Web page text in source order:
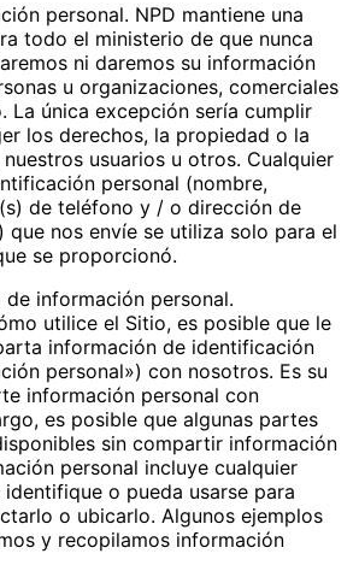
personal. NPD mantiene una
todo el ministerio de que nunca
ni daremos su información
u organizaciones, comerciales
La única excepción sería cumplir
los derechos, la propiedad o la
usuarios u otros. Cualquier
personal (nombre,
de teléfono y / o dirección de
nos envíe se utiliza solo para el
se proporcionó.
información personal.
utilice el Sitio, es posible que le
información de identificación
personal») con nosotros. Es su
información personal con
es posible que algunas partes
sin compartir información
personal incluye cualquier
o pueda usarse para
o ubicarlo. Algunos ejemplos
y recopilamos información